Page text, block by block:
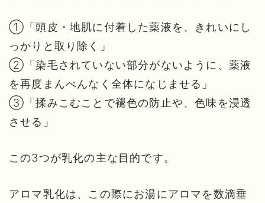
①「頭皮・地肌に付着した薬液を、きれいにし
っかりと取り除く」
②「染毛されていない部分がないように、薬液
を再度まんべんなく全体になじませる」
③「揉みこむことで褪色の防止や、色味を浸透
させる」
この3つが乳化の主な目的です。
アロマ乳化は、この際にお湯にアロマを数滴垂